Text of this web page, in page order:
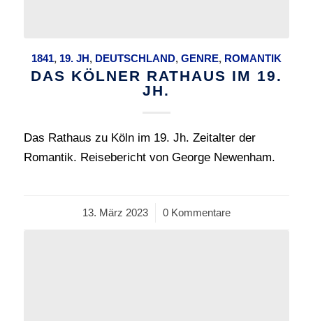
1841, 19. JH, DEUTSCHLAND, GENRE, ROMANTIK
DAS KÖLNER RATHAUS IM 19.
JH.
Das Rathaus zu Köln im 19. Jh. Zeitalter der
Romantik. Reisebericht von George Newenham.
13. März 2023
/ 0 Kommentare